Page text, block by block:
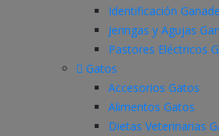
Identificación
Jeringas y Agujas
Pastores Eléctricos
Gatos
Accesorios Gatos
Alimentos Gatos
Dietas Veterinarias